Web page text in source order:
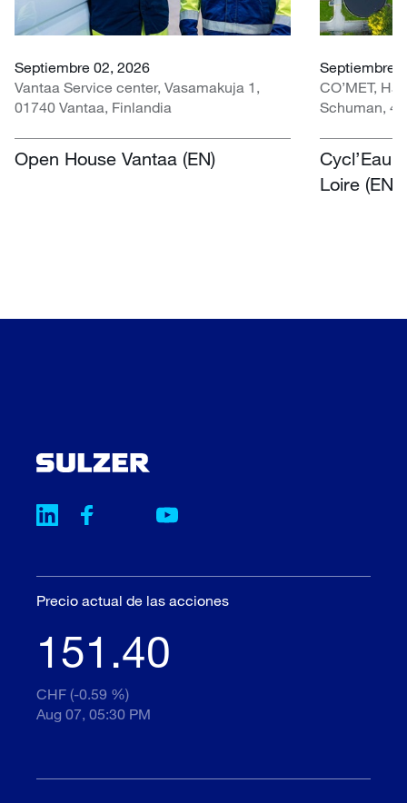
Septiembre 02, 2026
Vantaa Service center, Vasamakuja 1,
01740 Vantaa, Finlandia
Open House Vantaa (EN)
Septiembre
CO’MET,
Schuman,
Cycl’Eau
Loire (EN)
Precio actual de las acciones
151.40
CHF (-0.59 %)
Aug 07, 05:30 PM